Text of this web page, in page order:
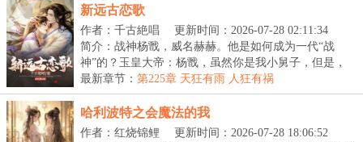
新远古恋歌
作者：千古絶唱
更新时间：2026-07-28 02:11:34
简介：战神杨戬，威名赫赫。他是如何成为一代“战
神”的？玉皇大帝：杨戬，虽然你是我小舅子，但是，
你也...
最新章节： 第225章 天狂有雨 人狂有祸
哈利波特之会魔法的我
作者：红烧锦鲤
更新时间：2026-07-28 18:06:52